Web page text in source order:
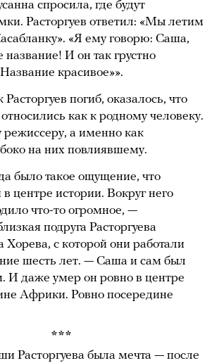
спросила, где будут
Расторгуев ответил: «Мы летим
«Я ему говорю: Саша,
название! И он так грустно
красивое»».
Расторгуев погиб, оказалось, что
как к родному человеку.
а именно как
на них повлиявшему.
было такое ощущение, что
центре истории. Вокруг него
что-то огромное, —
подруга Расторгуева
с которой они работали
шесть лет. — Саша и сам был
И даже умер он ровно в центре
Африки. Ровно посередине
***
Расторгуева была мечта — после